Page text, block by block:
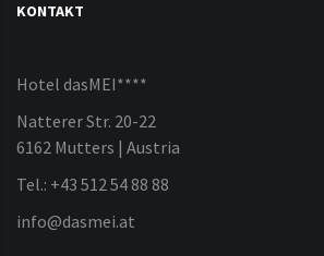
KONTAKT
Hotel dasMEI****
Natterer Str. 20-22
6162 Mutters | Austria
Tel.: +43 512 54 88 88
info@dasmei.at